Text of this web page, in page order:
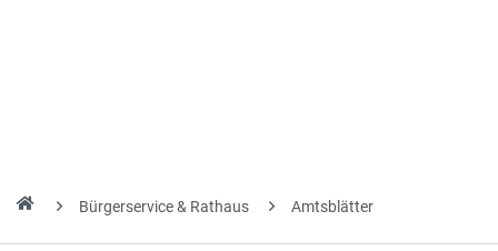
Bürgerservice & Rathaus Amtsblätter